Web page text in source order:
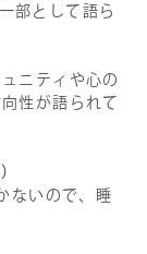
部として語ら
ニティや心の
性が語られて
ないので、睡